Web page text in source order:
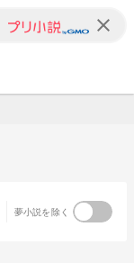
clear
夢小説を除く